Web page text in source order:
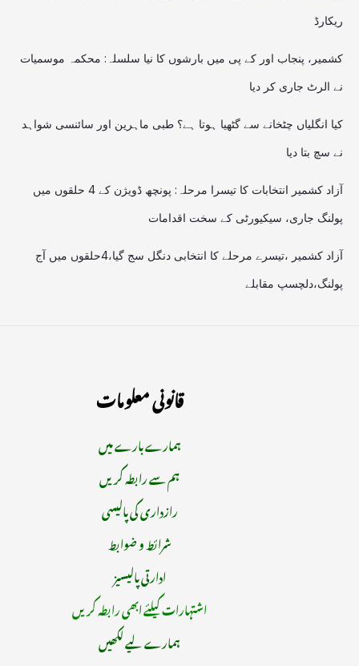
ریکارڈ
کشمیر، پنجاب اور کے پی میں بارشوں کا نیا سلسلہ: محکمہ موسمیات
نے الرٹ جاری کر دیا
کیا انگلیاں چٹخانے سے گٹھیا ہوتا ہے؟ طبی ماہرین اور سائنسی شواہد
نے سچ بتا دیا
آزاد کشمیر انتخابات کا تیسرا مرحلہ: پونچھ ڈویژن کے 4 حلقوں میں
پولنگ جاری، سیکیورٹی کے سخت اقدامات
آزاد کشمیر ،تیسرے مرحلے کا انتخابی دنگل سج گیا،4حلقوں میں آج
پولنگ،دلچسپ مقابلے
قانونی معلومات
ہمارے بارے میں
ہم سے رابطہ کریں
رازداری کی پالیسی
شرائط و ضوابط
ادارتی پالیسیز
اشتہارات کیلئے ابھی رابطہ کریں
ہمارے لیے لکھیں